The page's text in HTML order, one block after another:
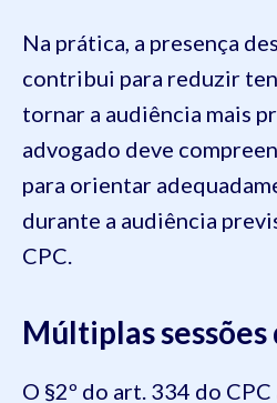
Na prática, a presença
contribui para reduzir
tornar a audiência mais
advogado deve
para orientar
durante a audiência
CPC.
Múltiplas
O §2º do art. 334 do